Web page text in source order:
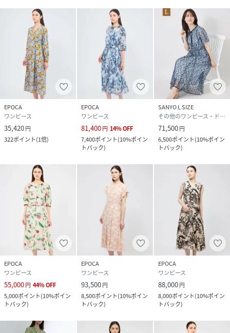
原産国 MADE IN CHINA
素材
ドレス 本体 ポリエステル100% ベルト部分 合成
皮革 アンダードレス ポリエステル68% 複合繊維
（ポリエステル）32%
サイズ
品番
RS2104_70
M5J14751---70-38 RS2104
EPOCA
ワンピース
35,420円
322ポイント(1倍)
EPOCA
ワンピース
81,400円 14%OFF
7,400ポイント(10%ポイン
トバック)
SANYO L SIZE
その他のワンピース・ドレス
71,500円
6,500ポイント(10%ポイン
トバック)
EPOCA
ワンピース
55,000円 44%OFF
5,000ポイント(10%ポイン
トバック)
EPOCA
ワンピース
93,500円
8,500ポイント(10%ポイン
トバック)
EPOCA
ワンピース
88,000円
8,000ポイント(10%ポイン
トバック)